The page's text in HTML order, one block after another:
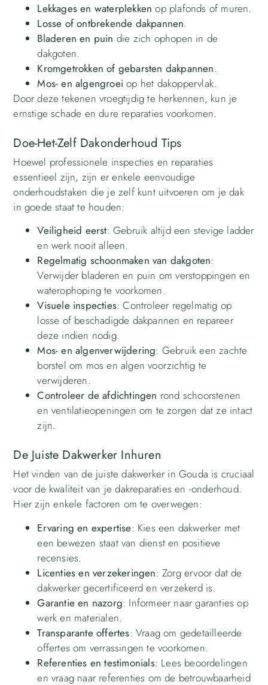
Lekkages en waterplekken op plafonds of muren.
Losse of ontbrekende dakpannen.
Bladeren en puin die zich ophopen in de
dakgoten.
Kromgetrokken of gebarsten dakpannen.
Mos- en algengroei op het dakoppervlak.
Door deze tekenen vroegtijdig te herkennen, kun je
ernstige schade en dure reparaties voorkomen.
Doe-Het-Zelf Dakonderhoud Tips
Hoewel professionele inspecties en reparaties
essentieel zijn, zijn er enkele eenvoudige
onderhoudstaken die je zelf kunt uitvoeren om je dak
in goede staat te houden:
Veiligheid eerst: Gebruik altijd een stevige ladder
en werk nooit alleen.
Regelmatig schoonmaken van dakgoten:
Verwijder bladeren en puin om verstoppingen en
waterophoping te voorkomen.
Visuele inspecties: Controleer regelmatig op
losse of beschadigde dakpannen en repareer
deze indien nodig.
Mos- en algenverwijdering: Gebruik een zachte
borstel om mos en algen voorzichtig te
verwijderen.
Controleer de afdichtingen rond schoorstenen
en ventilatieopeningen om te zorgen dat ze intact
zijn.
De Juiste Dakwerker Inhuren
Het vinden van de juiste dakwerker in Gouda is cruciaal
voor de kwaliteit van je dakreparaties en -onderhoud.
Hier zijn enkele factoren om te overwegen:
Ervaring en expertise: Kies een dakwerker met
een bewezen staat van dienst en positieve
recensies.
Licenties en verzekeringen: Zorg ervoor dat de
dakwerker gecertificeerd en verzekerd is.
Garantie en nazorg: Informeer naar garanties op
werk en materialen.
Transparante offertes: Vraag om gedetailleerde
offertes om verrassingen te voorkomen.
Referenties en testimonials: Lees beoordelingen
en vraag naar referenties om de betrouwbaarheid